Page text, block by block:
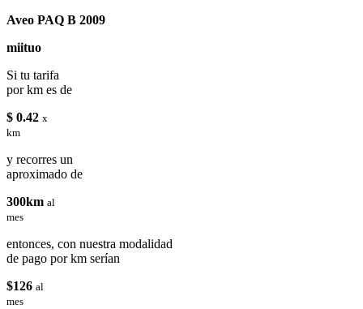
Aveo PAQ B 2009
miituo
Si tu tarifa
por km es de
$ 0.42 x
km
y recorres un
aproximado de
300km al
mes
entonces, con nuestra modalidad
de pago por km serían
$126 al
mes